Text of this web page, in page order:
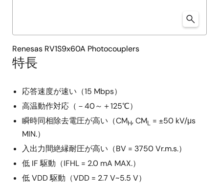
特長
応答速度が速い（15 Mbps）
高温動作対応（－40～＋125℃）
瞬時同相除去電圧が高い（CMH, CML = ±50 kV/μs
MIN.）
入出力間絶縁耐圧が高い（BV = 3750 Vr.m.s.）
低 IF 駆動（IFHL = 2.0 mA MAX.）
低 VDD 駆動（VDD = 2.7 V~5.5 V）
Renesas RV1S9x60A Photocouplers